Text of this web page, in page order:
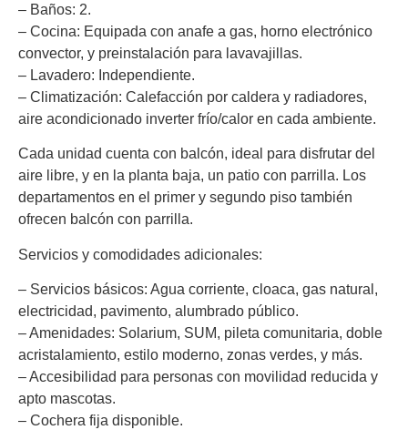
– Baños: 2.
– Cocina: Equipada con anafe a gas, horno electrónico
convector, y preinstalación para lavavajillas.
– Lavadero: Independiente.
– Climatización: Calefacción por caldera y radiadores,
aire acondicionado inverter frío/calor en cada ambiente.
Cada unidad cuenta con balcón, ideal para disfrutar del
aire libre, y en la planta baja, un patio con parrilla. Los
departamentos en el primer y segundo piso también
ofrecen balcón con parrilla.
Servicios y comodidades adicionales:
– Servicios básicos: Agua corriente, cloaca, gas natural,
electricidad, pavimento, alumbrado público.
– Amenidades: Solarium, SUM, pileta comunitaria, doble
acristalamiento, estilo moderno, zonas verdes, y más.
– Accesibilidad para personas con movilidad reducida y
apto mascotas.
– Cochera fija disponible.